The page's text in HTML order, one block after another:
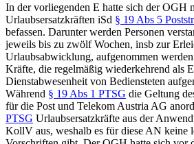
In der vorliegenden E hatte sich der OGH
Urlaubsersatzkräften iSd § 19 Abs 5
befassen. Darunter werden Personen
jeweils bis zu zwölf Wochen, insb zur
Urlaubsabwicklung, aufgenommen
Kräfte, die regelmäßig wiederkehrend als
Dienstabwesenheit von Bediensteten
Während § 19 Abs 1 PTSG die Geltung
für die Post und Telekom Austria AG
PTSG Urlaubsersatzkräfte aus der
KollV aus, weshalb es für diese AN keine